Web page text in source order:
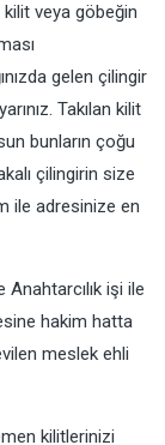
veya göbeğin
gelen çilingir
Takılan kilit
bunların çoğu
çilingirin size
ile adresinize en
işi ile
hakim hatta
meslek ehli
kilitlerinizi